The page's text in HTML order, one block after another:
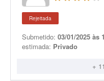
Rejeitada
Submetido: 03/01/2025 às
estimada: Privado
+